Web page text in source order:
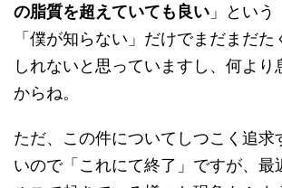
の脂質を超えていても良い 」という
「僕が知らない」だけでまだまだた
しれないと思っていますし、何より
からね。
ただ、この件についてしつこく追求
いので「これにて終了」ですが、最